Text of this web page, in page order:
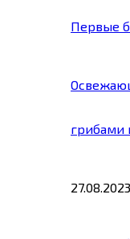
Первые
грибами
27.08.2023